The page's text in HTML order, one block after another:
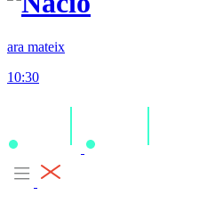
ara mateix
10:30